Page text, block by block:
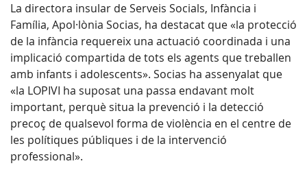
La directora insular de Serveis Socials, Infància i
Família, Apol·lònia Socias, ha destacat que «la protecció
de la infància requereix una actuació coordinada i una
implicació compartida de tots els agents que treballen
amb infants i adolescents». Socias ha assenyalat que
«la LOPIVI ha suposat una passa endavant molt
important, perquè situa la prevenció i la detecció
precoç de qualsevol forma de violència en el centre de
les polítiques públiques i de la intervenció
professional».